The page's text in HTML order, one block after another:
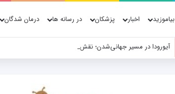
بیاموزید اخبار پزشکان در رسانه ها درمان شدگان
آیورودا در مسیر جهانی‌شدن؛ نقش پژوهش، فناوری و شواهد علمی